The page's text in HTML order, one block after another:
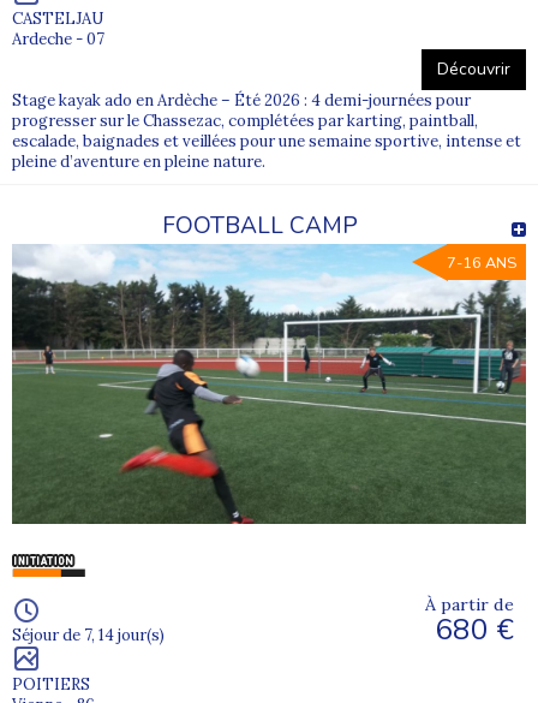
CASTELJAU
Ardeche - 07
Découvrir
Stage kayak ado en Ardèche – Été 2026 : 4 demi-journées pour
progresser sur le Chassezac, complétées par karting, paintball,
escalade, baignades et veillées pour une semaine sportive, intense et
pleine d’aventure en pleine nature.
FOOTBALL CAMP
7-16 ANS
Séjour de 7, 14 jour(s)
POITIERS
À partir de
680 €